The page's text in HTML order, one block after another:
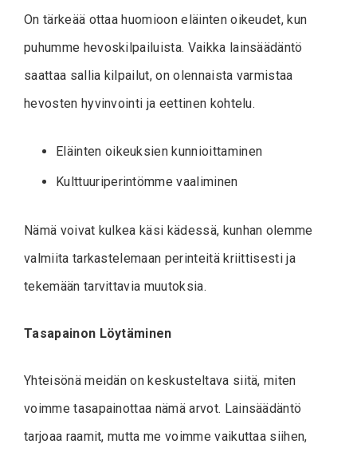
On tärkeää ottaa huomioon eläinten oikeudet, kun
puhumme hevoskilpailuista. Vaikka lainsäädäntö
saattaa sallia kilpailut, on olennaista varmistaa
hevosten hyvinvointi ja eettinen kohtelu.
Eläinten oikeuksien kunnioittaminen
Kulttuuriperintömme vaaliminen
Nämä voivat kulkea käsi kädessä, kunhan olemme
valmiita tarkastelemaan perinteitä kriittisesti ja
tekemään tarvittavia muutoksia.
Tasapainon Löytäminen
Yhteisönä meidän on keskusteltava siitä, miten
voimme tasapainottaa nämä arvot. Lainsäädäntö
tarjoaa raamit, mutta me voimme vaikuttaa siihen,